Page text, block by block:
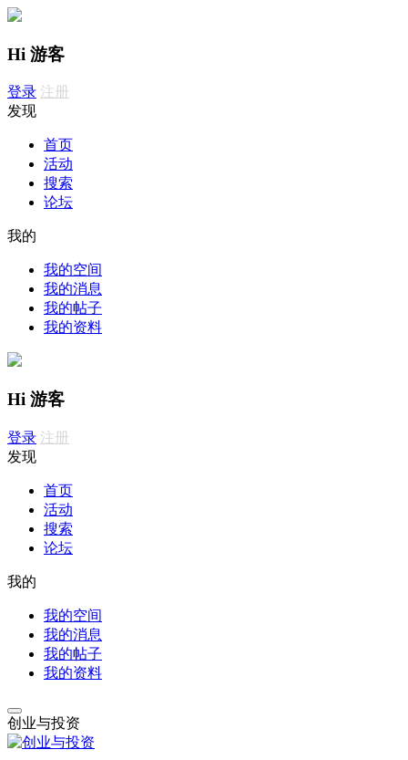
Hi 游客
登录 注册
发现
首页
活动
搜索
论坛
我的
我的空间
我的消息
我的帖子
我的资料
Hi 游客
登录 注册
发现
首页
活动
搜索
论坛
我的
我的空间
我的消息
我的帖子
我的资料
创业与投资